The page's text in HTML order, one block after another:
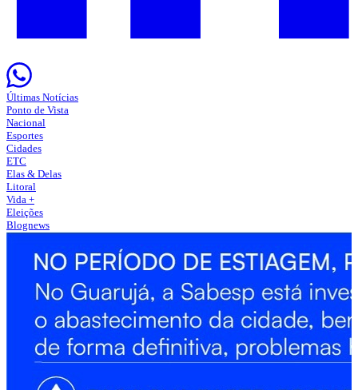
Últimas Notícias
Ponto de Vista
Nacional
Esportes
Cidades
ETC
Elas & Delas
Litoral
Vida +
Eleições
Blognews